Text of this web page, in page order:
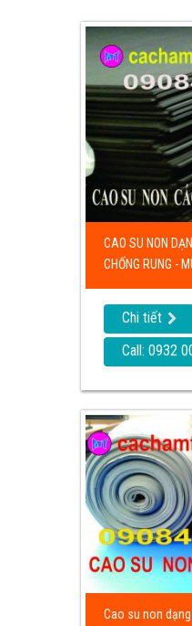
CAO SU NON
CHỐNG RUNG -
Chi tiết
Call: 0932
Cao su non